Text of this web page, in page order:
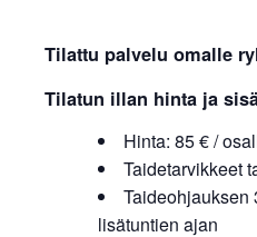
Tilattu palvelu omalle
Tilatun illan hinta ja
Hinta: 85 € /
Taidetarvikkeet
Taideohjauksen
lisätuntien ajan